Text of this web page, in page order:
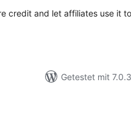
credit and let affiliates use it
Getestet mit 7.0.3